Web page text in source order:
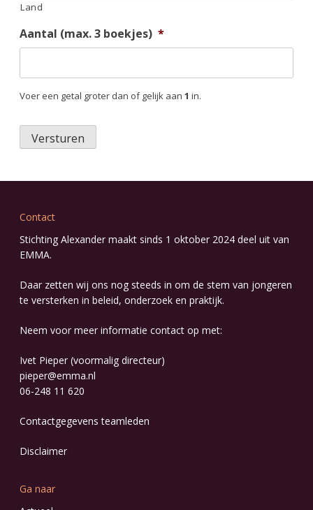
Land
Aantal (max. 3 boekjes) *
Voer een getal groter dan of gelijk aan 1 in.
Versturen
Contact
Stichting Alexander maakt sinds 1 oktober 2024 deel uit van
EMMA.
Daar zetten wij ons nog steeds in om de stem van jongeren
te versterken in beleid, onderzoek en praktijk.
Neem voor meer informatie contact op met:
Ivet Pieper (voormalig directeur)
pieper@emma.nl
06-248 11 620
Contactgegevensteamleden
Disclaimer
Ga naar